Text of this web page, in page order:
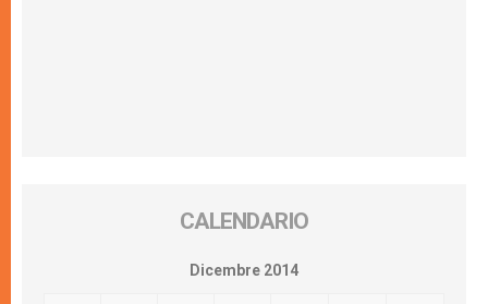
CALENDARIO
Dicembre 2014